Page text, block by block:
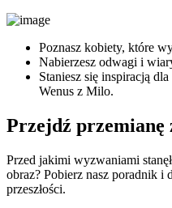
Poznasz kobiety, które
Nabierzesz odwagi i
Staniesz się inspiracją
Wenus z Milo.
Przejdź przemianę
Przed jakimi wyzwaniami
obraz? Pobierz nasz poradnik i
przeszłości.